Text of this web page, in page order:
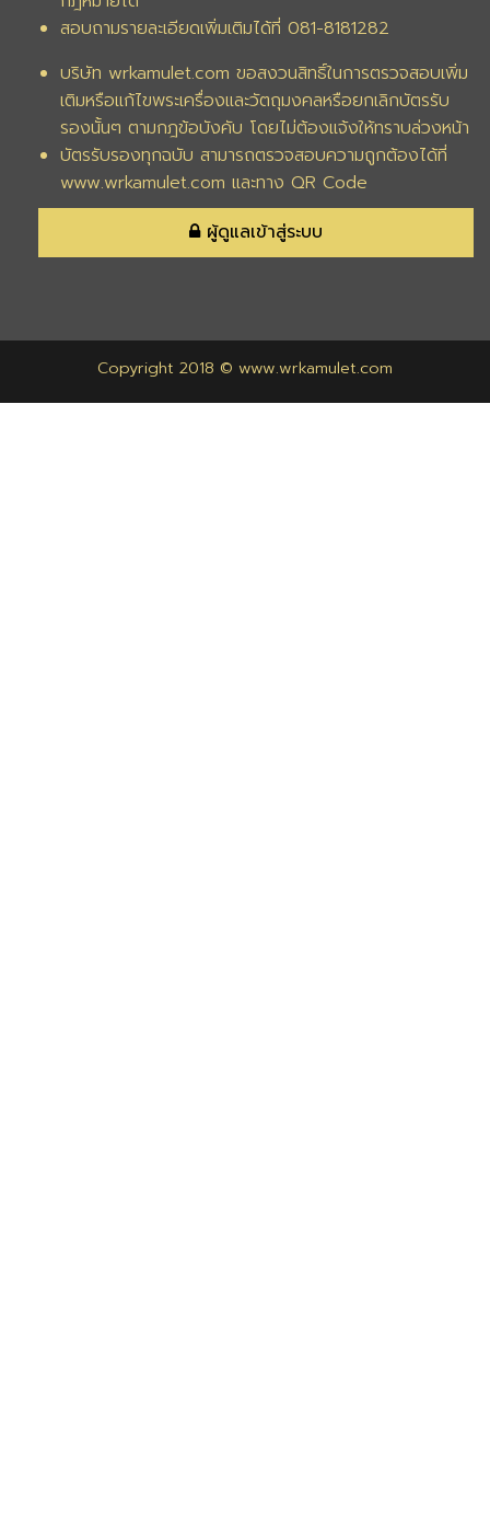
สอบถามรายละเอียดเพิ่มเติมได้ที่ 081-8181282
บริษัท wrkamulet.com ขอสงวนสิทธิ์ในการตรวจสอบเพิ่ม
เติมหรือแก้ไขพระเครื่องและวัตถุมงคลหรือยกเลิกบัตรรับ
รองนั้นๆ ตามกฎข้อบังคับ โดยไม่ต้องแจ้งให้ทราบล่วงหน้า
บัตรรับรองทุกฉบับ สามารถตรวจสอบความถูกต้องได้ที่
www.wrkamulet.com และทาง QR Code
ผู้ดูแลเข้าสู่ระบบ
Copyright 2018 © www.wrkamulet.com